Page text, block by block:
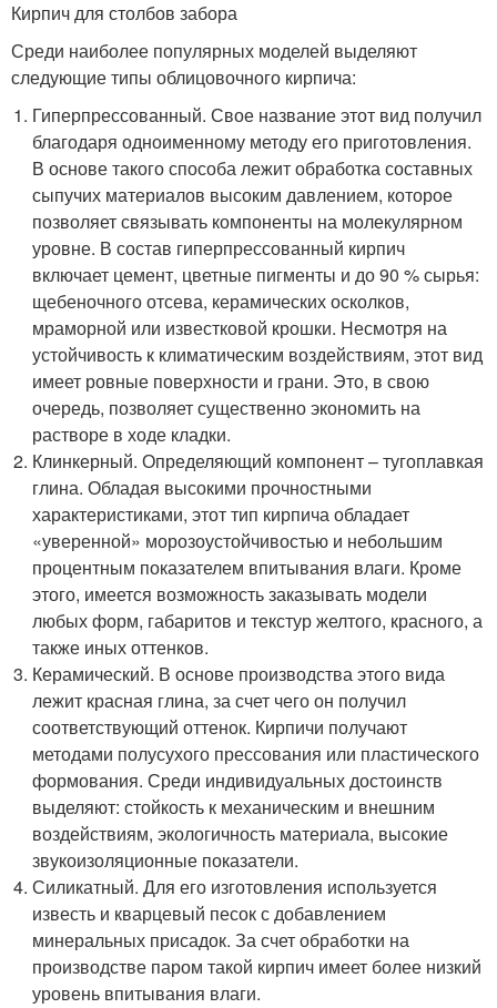
Кирпич для столбов забора
Среди наиболее популярных моделей выделяют
следующие типы облицовочного кирпича:
Гиперпрессованный. Свое название этот вид получил
благодаря одноименному методу его приготовления.
В основе такого способа лежит обработка составных
сыпучих материалов высоким давлением, которое
позволяет связывать компоненты на молекулярном
уровне. В состав гиперпрессованный кирпич
включает цемент, цветные пигменты и до 90 % сырья:
щебеночного отсева, керамических осколков,
мраморной или известковой крошки. Несмотря на
устойчивость к климатическим воздействиям, этот вид
имеет ровные поверхности и грани. Это, в свою
очередь, позволяет существенно экономить на
растворе в ходе кладки.
Клинкерный. Определяющий компонент – тугоплавкая
глина. Обладая высокими прочностными
характеристиками, этот тип кирпича обладает
«уверенной» морозоустойчивостью и небольшим
процентным показателем впитывания влаги. Кроме
этого, имеется возможность заказывать модели
любых форм, габаритов и текстур желтого, красного, а
также иных оттенков.
Керамический. В основе производства этого вида
лежит красная глина, за счет чего он получил
соответствующий оттенок. Кирпичи получают
методами полусухого прессования или пластического
формования. Среди индивидуальных достоинств
выделяют: стойкость к механическим и внешним
воздействиям, экологичность материала, высокие
звукоизоляционные показатели.
Силикатный. Для его изготовления используется
известь и кварцевый песок с добавлением
минеральных присадок. За счет обработки на
производстве паром такой кирпич имеет более низкий
уровень впитывания влаги.